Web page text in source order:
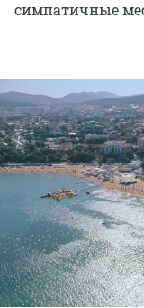
симпатичные